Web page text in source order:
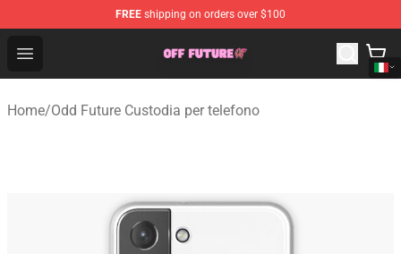
FREE shipping on orders over $100
Open menu
Odd Future Store - Official Odd Future Merchandise Shop
Home/Odd Future Custodia per telefono